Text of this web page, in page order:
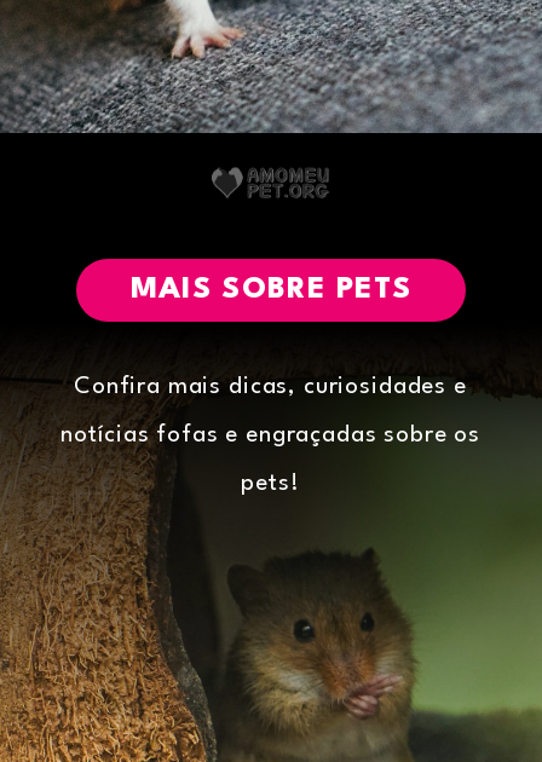
Confira mais dicas, curiosidades e
notícias fofas e engraçadas sobre os
pets!
MAIS SOBRE PETS